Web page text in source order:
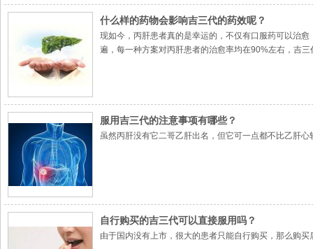
什么样的药物会影响吉三代的药效呢？
现如今，丙肝患者真的是幸运的，不仅有口服药可以治
遍，每一种方案对丙肝患者的治愈率均在90%左右，吉
服用吉三代的注意事项有哪些？
虽然丙肝没有它二哥乙肝出名，但它可一点都不比乙肝
自行购买的吉三代可以直接服用吗？
由于国内没有上市，很大的患者只能自行购买，那么购